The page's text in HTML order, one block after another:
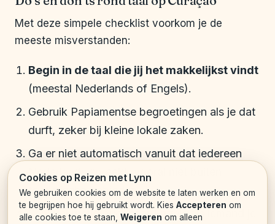
Met deze simpele checklist voorkom je de
meeste misverstanden:
Begin in de taal die jij het makkelijkst vindt
(meestal Nederlands of Engels).
Gebruik Papiamentse begroetingen als je dat
durft, zeker bij kleine lokale zaken.
Ga er niet automatisch vanuit dat iedereen
Nederlands spreekt, vooral niet buiten
toeristische gebieden.
Schakel rustig over naar Engels als iemand je
Cookies op Reizen met Lynn
We gebruiken cookies om de website te laten werken en om
te begrijpen hoe hij gebruikt wordt. Kies Accepteren om
alle cookies toe te staan, Weigeren om alleen